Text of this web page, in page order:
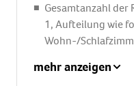
Gesamtanzahl der
1, Aufteilung wie
Wohn-/
mehr anzeigen